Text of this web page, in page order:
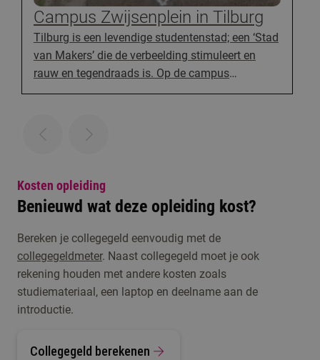
Campus Zwijsenplein in Tilburg
Tilburg is een levendige studentenstad; een ‘Stad
van Makers’ die de verbeelding stimuleert en
rauw en tegendraads is. Op de campus
Zwijsenplein vind je onze 17 kunstopleidingen op
design, kunsteducatie en architectuur onder één
dak. Een unieke, bruisende en experimentele plek.
morgen.
Kosten opleiding
Benieuwd wat deze opleiding kost?
Bereken je collegegeld eenvoudig met de
collegegeldmeter. Naast collegegeld moet je ook
rekening houden met andere kosten zoals
studiemateriaal, een laptop en deelname aan de
introductie.
Collegegeld berekenen